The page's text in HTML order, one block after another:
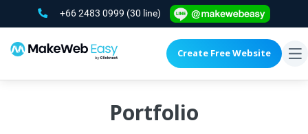
+66 2483 0999 (30 line)
Create Free Website
Portfolio